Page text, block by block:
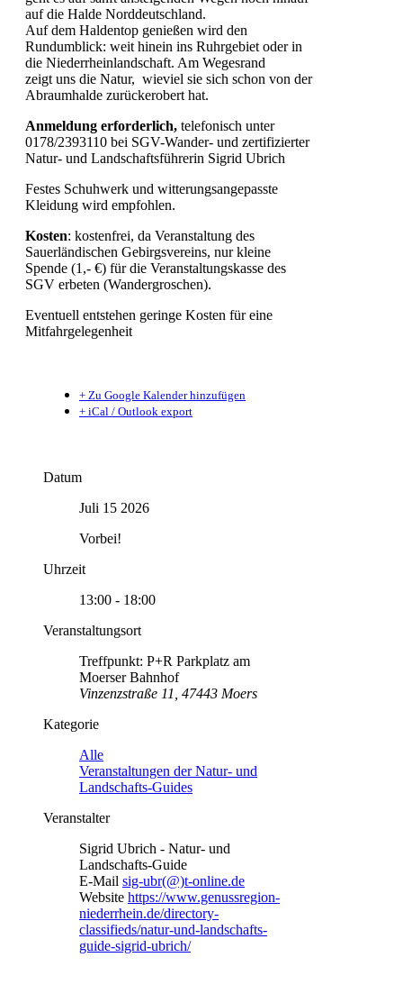
auf die Halde Norddeutschland.
Auf dem Haldentop genießen wird den
Rundumblick: weit hinein ins Ruhrgebiet oder in
die Niederrheinlandschaft. Am Wegesrand
zeigt uns die Natur, wieviel sie sich schon von der
Abraumhalde zurückerobert hat.
Anmeldung erforderlich, telefonisch unter
0178/2393110 bei SGV-Wander- und zertifizierter
Natur- und Landschaftsführerin Sigrid Ubrich
Festes Schuhwerk und witterungsangepasste
Kleidung wird empfohlen.
Kosten: kostenfrei, da Veranstaltung des
Sauerländischen Gebirgsvereins, nur kleine
Spende (1,- €) für die Veranstaltungskasse des
SGV erbeten (Wandergroschen).
Eventuell entstehen geringe Kosten für eine
Mitfahrgelegenheit
+ Zu Google Kalender hinzufügen
+ iCal / Outlook export
Datum
Juli 15 2026
Vorbei!
Uhrzeit
13:00 - 18:00
Veranstaltungsort
Treffpunkt: P+R Parkplatz am
Moerser Bahnhof
Vinzenzstraße 11, 47443 Moers
Kategorie
Alle
Veranstaltungen der Natur- und
Landschafts-Guides
Veranstalter
Sigrid Ubrich - Natur- und
Landschafts-Guide
E-Mail sig-ubr(@)t-online.de
Website https://www.genussregion-
niederrhein.de/directory-
classifieds/natur-und-landschafts-
guide-sigrid-ubrich/